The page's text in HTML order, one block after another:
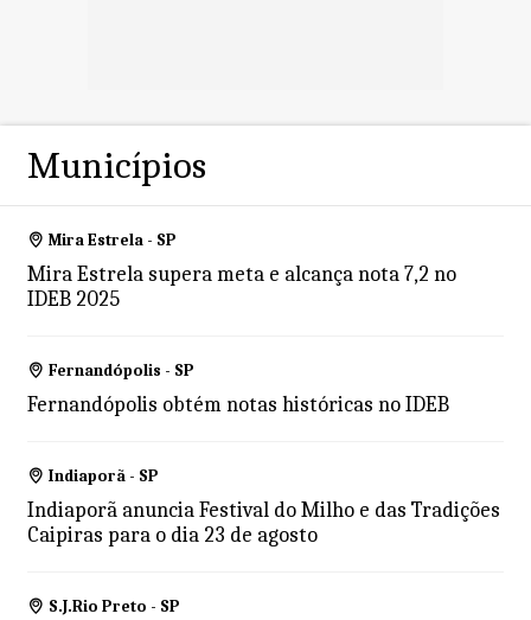
Municípios
Mira Estrela - SP
Mira Estrela supera meta e alcança nota 7,2 no
IDEB 2025
Fernandópolis - SP
Fernandópolis obtém notas históricas no IDEB
Indiaporã - SP
Indiaporã anuncia Festival do Milho e das Tradições
Caipiras para o dia 23 de agosto
S.J.Rio Preto - SP